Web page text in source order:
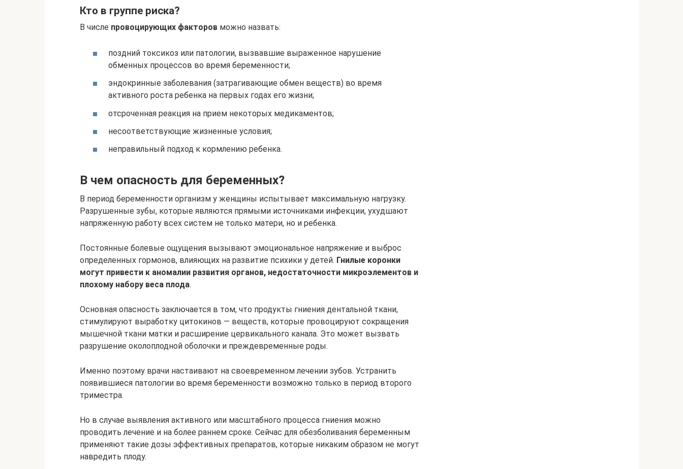
Кто в группе риска?
В числе провоцирующих факторов можно назвать:
поздний токсикоз или патологии, вызвавшие выраженное нарушение
обменных процессов во время беременности;
эндокринные заболевания (затрагивающие обмен веществ) во время
активного роста ребенка на первых годах его жизни;
отсроченная реакция на прием некоторых медикаментов;
несоответствующие жизненные условия;
неправильный подход к кормлению ребенка.
В чем опасность для беременных?
В период беременности организм у женщины испытывает максимальную нагрузку.
Разрушенные зубы, которые являются прямыми источниками инфекции, ухудшают
напряженную работу всех систем не только матери, но и ребенка.
Постоянные болевые ощущения вызывают эмоциональное напряжение и выброс
определенных гормонов, влияющих на развитие психики у детей. Гнилые коронки
могут привести к аномалии развития органов, недостаточности микроэлементов и
плохому набору веса плода.
Основная опасность заключается в том, что продукты гниения дентальной ткани,
стимулируют выработку цитокинов — веществ, которые провоцируют сокращения
мышечной ткани матки и расширение цервикального канала. Это может вызвать
разрушение околоплодной оболочки и преждевременные роды.
Именно поэтому врачи настаивают на своевременном лечении зубов. Устранить
появившиеся патологии во время беременности возможно только в период второго
триместра.
Но в случае выявления активного или масштабного процесса гниения можно
проводить лечение и на более раннем сроке. Сейчас для обезболивания беременным
применяют такие дозы эффективных препаратов, которые никаким образом не могут
навредить плоду.